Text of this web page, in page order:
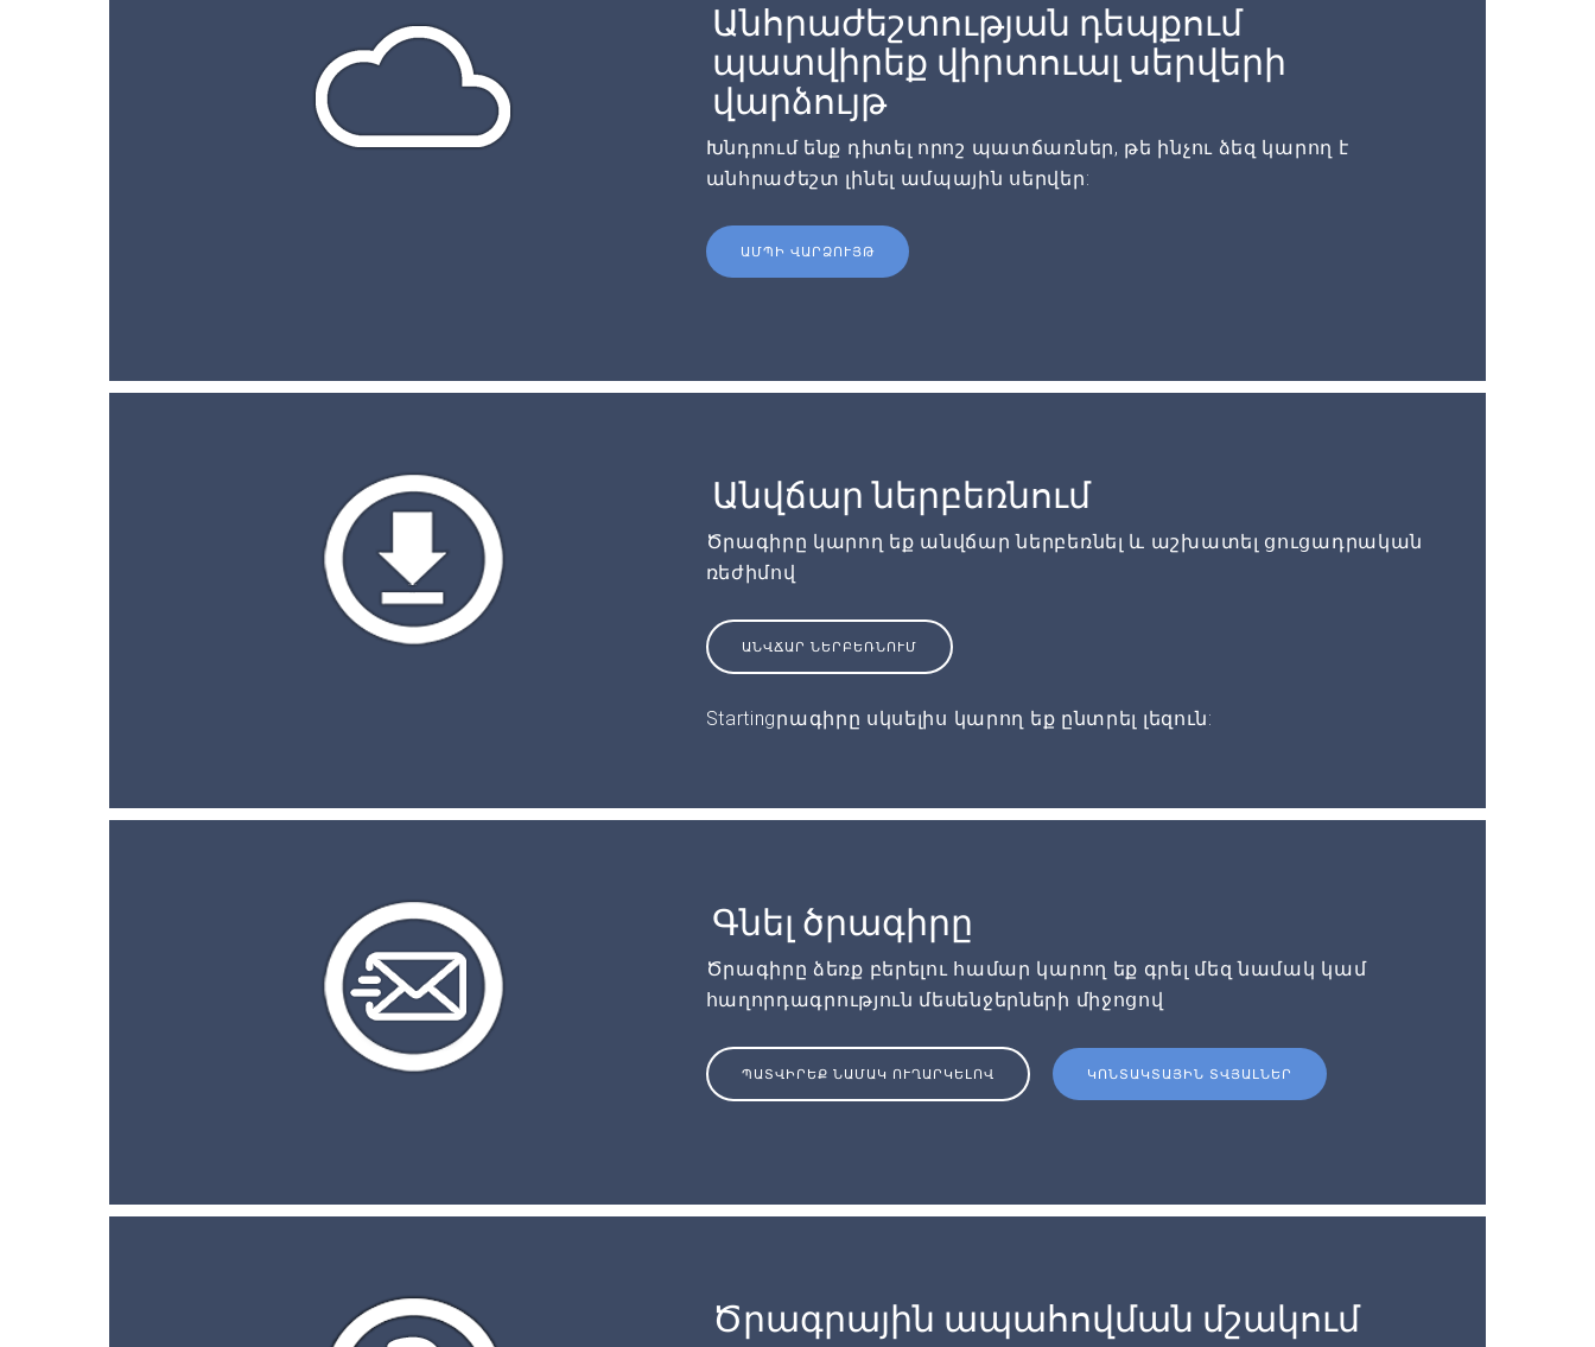
Անհրաժեշտության դեպքում
պատվիրեք վիրտուալ սերվերի
վարձույթ
Խնդրում ենք դիտել որոշ պատճառներ, թե ինչու ձեզ կարող է
անհրաժեշտ լինել ամպային սերվեր:
ԱՄՊԻ ՎԱՐՁՈՒՅԹ
Անվճար ներբեռնում
Ծրագիրը կարող եք անվճար ներբեռնել և աշխատել ցուցադրական
ռեժիմով
ԱՆՎՃԱՐ ՆԵՐԲԵՌՆՈՒՄ
Startingրագիրը սկսելիս կարող եք ընտրել լեզուն:
Գնել ծրագիրը
Ծրագիրը ձեռք բերելու համար կարող եք գրել մեզ նամակ կամ
հաղորդագրություն մեսենջերների միջոցով
ՊԱՏՎԻՐԵՔ ՆԱՄԱԿ ՈՒՂԱՐԿԵԼՈՎ ԿՈՆՏԱԿՏԱՅԻՆ ՏՎՅԱԼՆԵՐ
Ծրագրային ապահովման մշակում